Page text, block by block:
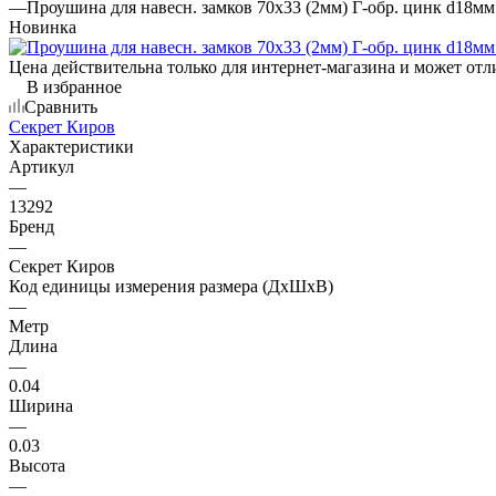
—Проушина для навесн. замков 70х33 (2мм) Г-обр. цинк
Новинка
Цена действительна только для интернет-магазина и может
В избранное
Сравнить
Секрет Киров
Характеристики
Артикул
—
13292
Бренд
—
Секрет Киров
Код единицы измерения размера (ДхШхВ)
—
Метр
Длина
—
0.04
Ширина
—
0.03
Высота
—